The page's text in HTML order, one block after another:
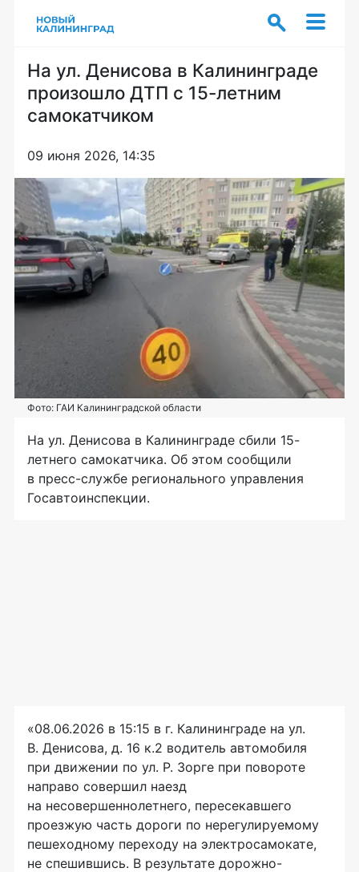
На ул. Денисова в Калининграде
произошло ДТП с 15-летним
самокатчиком
09 июня 2026, 14:35
Фото: ГАИ Калининградской области
На ул. Денисова в Калининграде сбили 15-
летнего самокатчика. Об этом сообщили
в пресс-службе регионального управления
Госавтоинспекции.
«08.06.2026 в 15:15 в г. Калининграде на ул.
В. Денисова, д. 16 к.2 водитель автомобиля
при движении по ул. Р. Зорге при повороте
направо совершил наезд
на несовершеннолетнего, пересекавшего
проезжую часть дороги по нерегулируемому
пешеходному переходу на электросамокате,
не спешившись. В результате дорожно-